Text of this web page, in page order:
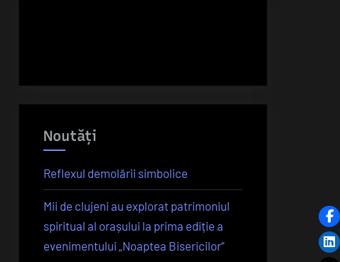
Noutăți
Reflexul demolării simbolice
Mii de clujeni au explorat patrimoniul
spiritual al orașului la prima ediție a
evenimentului „Noaptea Bisericilor”